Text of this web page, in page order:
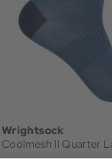
Wrightsock
Coolmesh II Quarter